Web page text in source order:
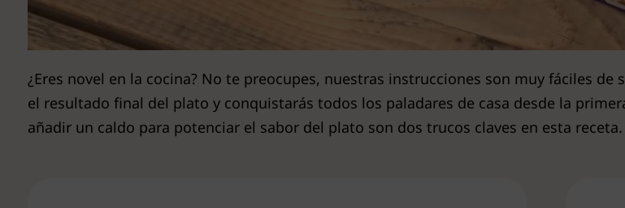
¿Eres novel en la cocina? No te preocupes, nuestras instrucciones son muy fáciles
el resultado final del plato y conquistarás todos los paladares de casa desde la
añadir un caldo para potenciar el sabor del plato son dos trucos claves en esta